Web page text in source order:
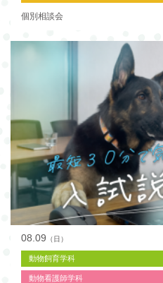
個別相談会
08.09 （日）
動物飼育学科
動物看護師学科